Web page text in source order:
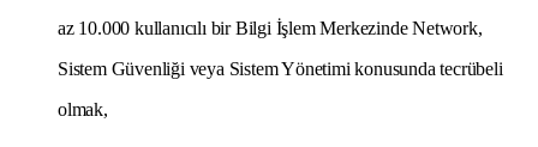
az 10.000 kullanıcılı bir Bilgi İşlem Merkezinde Network,
Sistem Güvenliği veya Sistem Yönetimi konusunda tecrübeli
olmak,